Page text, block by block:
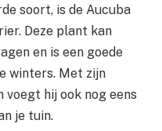
soort, is de Aucuba
Deze plant kan
en is een goede
winters. Met zijn
hij ook nog eens
je tuin.